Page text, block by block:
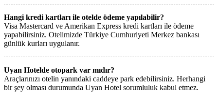
Hangi kredi kartları ile otelde ödeme yapılabilir?
Visa Mastercard ve Amerikan Express kredi kartları ile ödeme
yapabilirsiniz. Otelimizde Türkiye Cumhuriyeti Merkez bankası
günlük kurları uygulanır.
Uyan Hotelde otopark var mıdır?
Araçlarınızı otelin yanındaki caddeye park edebilirsiniz. Herhangi
bir şey olması durumunda Uyan Hotel sorumluluk kabul etmez.